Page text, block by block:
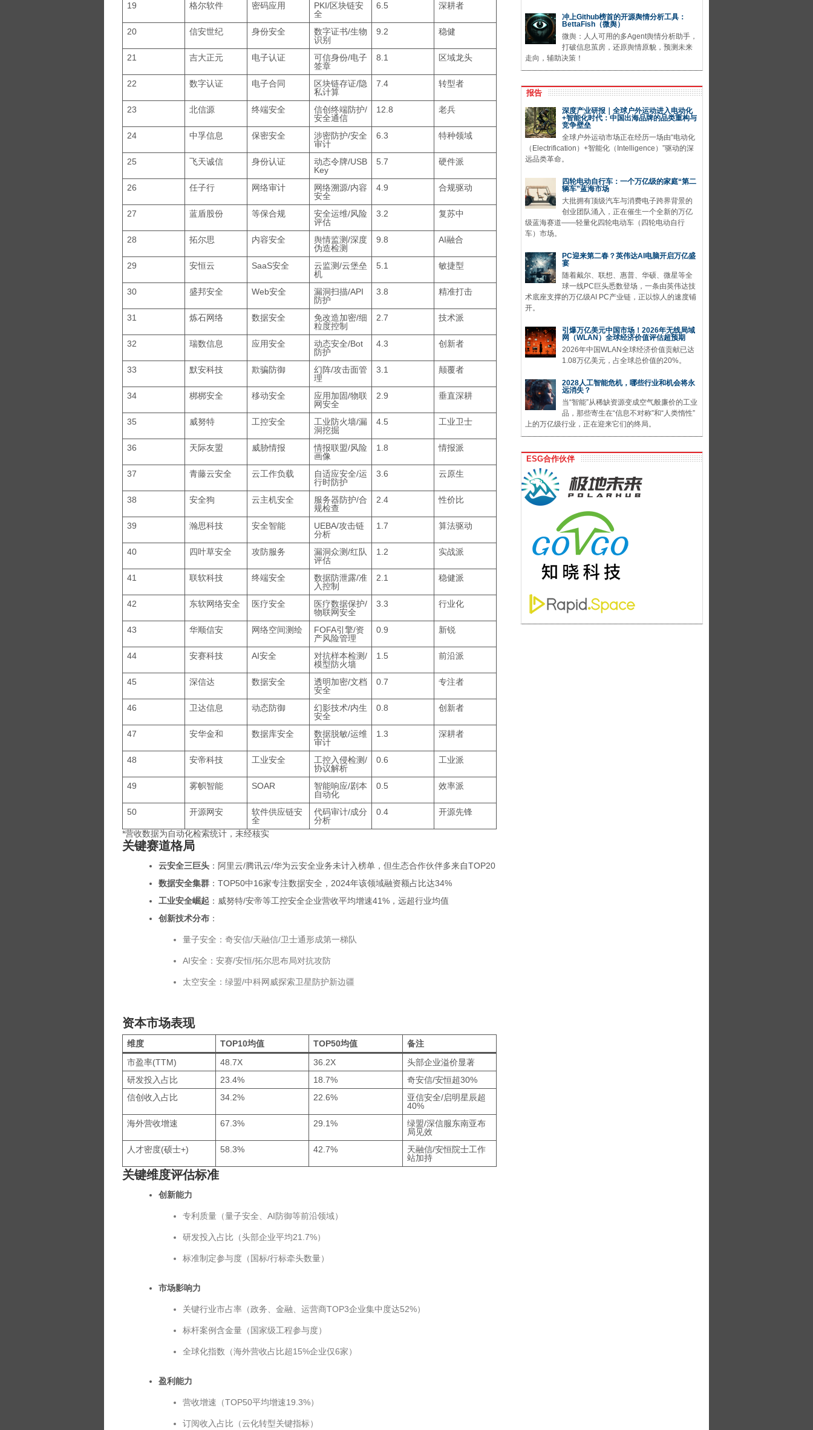
19 格尔软件 密码应用
PKI/区块链安
全
6.5 深耕者
20 信安世纪 身份安全
数字证书/生物
识别
9.2 稳健
21 吉大正元 电子认证
可信身份/电子
签章
8.1 区域龙头
22 数字认证 电子合同
区块链存证/隐
私计算
7.4 转型者
23 北信源 终端安全
信创终端防护/
安全通信
12.8 老兵
24 中孚信息 保密安全
涉密防护/安全
审计
6.3 特种领域
25 飞天诚信 身份认证
动态令牌/USB
Key
5.7 硬件派
26 任子行 网络审计
网络溯源/内容
安全
4.9 合规驱动
27 蓝盾股份 等保合规
安全运维/风险
评估
3.2 复苏中
28 拓尔思 内容安全
舆情监测/深度
伪造检测
9.8 AI融合
29 安恒云 SaaS安全
云监测/云堡垒
机
5.1 敏捷型
30 盛邦安全 Web安全
漏洞扫描/API
防护
3.8 精准打击
31 炼石网络 数据安全
免改造加密/细
粒度控制
2.7 技术派
32 瑞数信息 应用安全
动态安全/Bot
防护
4.3 创新者
33 默安科技 欺骗防御
幻阵/攻击面管
理
3.1 颠覆者
34 梆梆安全 移动安全
应用加固/物联
网安全
2.9 垂直深耕
35 威努特 工控安全
工业防火墙/漏
洞挖掘
4.5 工业卫士
36 天际友盟 威胁情报
情报联盟/风险
画像
1.8 情报派
37 青藤云安全 云工作负载
自适应安全/运
行时防护
3.6 云原生
38 安全狗 云主机安全
服务器防护/合
规检查
2.4 性价比
39 瀚思科技 安全智能
UEBA/攻击链
分析
1.7 算法驱动
40 四叶草安全 攻防服务
漏洞众测/红队
评估
1.2 实战派
41 联软科技 终端安全
数据防泄露/准
入控制
2.1 稳健派
42 东软网络安全 医疗安全
医疗数据保护/
物联网安全
3.3 行业化
43 华顺信安 网络空间测绘
FOFA引擎/资
产风险管理
0.9 新锐
44 安赛科技 AI安全
对抗样本检测/
模型防火墙
1.5 前沿派
45 深信达 数据安全
透明加密/文档
安全
0.7 专注者
46 卫达信息 动态防御
幻影技术/内生
安全
0.8 创新者
47 安华金和 数据库安全
数据脱敏/运维
审计
1.3 深耕者
48 安帝科技 工业安全
工控入侵检测/
协议解析
0.6 工业派
49 雾帜智能 SOAR
智能响应/剧本
自动化
0.5 效率派
50 开源网安
软件供应链安
全
代码审计/成分
分析
0.4 开源先锋
*营收数据为自动化检索统计，未经核实
关键赛道格局
云安全三巨头 ：阿里云/腾讯云/华为云安全业务未计入榜单，但生态合作伙伴多来自TOP20
数据安全集群 ：TOP50中16家专注数据安全，2024年该领域融资额占比达34%
工业安全崛起 ：威努特/安帝等工控安全企业营收平均增速41%，远超行业均值
创新技术分布 ：
量子安全：奇安信/天融信/卫士通形成第一梯队
AI安全：安赛/安恒/拓尔思布局对抗攻防
太空安全：绿盟/中科网威探索卫星防护新边疆
资本市场表现
维度 TOP10均值 TOP50均值
备注
市盈率(TTM)
48.7X 36.2X
头部企业溢价显著
研发投入占比
23.4% 18.7%
奇安信/安恒超30%
信创收入占比
34.2% 22.6%
亚信安全/启明星辰超
40%
海外营收增速
67.3% 29.1%
绿盟/深信服东南亚布
局见效
人才密度(硕士+)
58.3% 42.7%
天融信/安恒院士工作
站加持
关键维度评估标准
创新能力
专利质量（量子安全、AI防御等前沿领域）
研发投入占比（头部企业平均21.7%）
标准制定参与度（国标/行标牵头数量）
市场影响力
关键行业市占率（政务、金融、运营商TOP3企业集中度达52%）
标杆案例含金量（国家级工程参与度）
全球化指数（海外营收占比超15%企业仅6家）
盈利能力
营收增速（TOP50平均增速19.3%）
订阅收入占比（云化转型关键指标）
冲上Github榜首的开源舆情分析工具：
BettaFish（微舆）
微舆：人人可用的多Agent舆情分析助手，
打破信息茧房，还原舆情原貌，预测未来
走向，辅助决策！
报告
深度产业研报｜全球户外运动进入电动化
+智能化时代：中国出海品牌的品类重构与
竞争壁垒
全球户外运动市场正在经历一场由“电动化
（Electrification）+智能化（Intelligence）”驱动的深
远品类革命。
四轮电动自行车：一个万亿级的家庭“第二
辆车”蓝海市场
大批拥有顶级汽车与消费电子跨界背景的
创业团队涌入，正在催生一个全新的万亿
级蓝海赛道——轻量化四轮电动车（四轮电动自行
车）市场。
PC迎来第二春？英伟达AI电脑开启万亿盛
宴
随着戴尔、联想、惠普、华硕、微星等全
球一线PC巨头悉数登场，一条由英伟达技
术底座支撑的万亿级AI PC产业链，正以惊人的速度铺
开。
引爆万亿美元中国市场！2026年无线局域
网（WLAN）全球经济价值评估超预期
2026年中国WLAN全球经济价值贡献已达
1.08万亿美元，占全球总价值的20%。
2028人工智能危机，哪些行业和机会将永
远消失？
当“智能”从稀缺资源变成空气般廉价的工业
品，那些寄生在“信息不对称”和“人类惰性”
上的万亿级行业，正在迎来它们的终局。
ESG合作伙伴